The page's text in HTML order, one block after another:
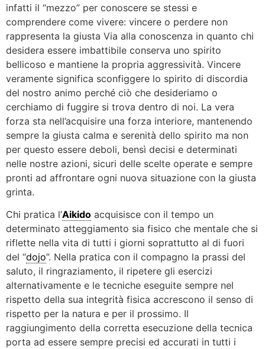
infatti il “mezzo” per conoscere se stessi e
comprendere come vivere: vincere o perdere non
rappresenta la giusta Via alla conoscenza in quanto chi
desidera essere imbattibile conserva uno spirito
bellicoso e mantiene la propria aggressività. Vincere
veramente significa sconfiggere lo spirito di discordia
del nostro animo perché ciò che desideriamo o
cerchiamo di fuggire si trova dentro di noi. La vera
forza sta nell’acquisire una forza interiore, mantenendo
sempre la giusta calma e serenità dello spirito ma non
per questo essere deboli, bensì decisi e determinati
nelle nostre azioni, sicuri delle scelte operate e sempre
pronti ad affrontare ogni nuova situazione con la giusta
grinta.
Chi pratica l’Aikido acquisisce con il tempo un
determinato atteggiamento sia fisico che mentale che si
riflette nella vita di tutti i giorni soprattutto al di fuori
del “dojo”. Nella pratica con il compagno la prassi del
saluto, il ringraziamento, il ripetere gli esercizi
alternativamente e le tecniche eseguite sempre nel
rispetto della sua integrità fisica accrescono il senso di
rispetto per la natura e per il prossimo. Il
raggiungimento della corretta esecuzione della tecnica
porta ad essere sempre precisi ed accurati in tutti i